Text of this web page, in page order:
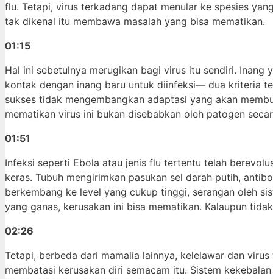
flu. Tetapi, virus terkadang dapat menular ke spesies
tak dikenal itu membawa masalah yang bisa mematikan.
01:15
Hal ini sebetulnya merugikan bagi virus itu sendiri. Inang
kontak dengan inang baru untuk diinfeksi— dua kriteria
sukses tidak mengembangkan adaptasi yang akan
mematikan virus ini bukan disebabkan oleh patogen
01:51
Infeksi seperti Ebola atau jenis flu tertentu telah
keras. Tubuh mengirimkan pasukan sel darah putih,
berkembang ke level yang cukup tinggi, serangan oleh
yang ganas, kerusakan ini bisa mematikan. Kalaupun
02:26
Tetapi, berbeda dari mamalia lainnya, kelelawar dan
membatasi kerusakan diri semacam itu. Sistem